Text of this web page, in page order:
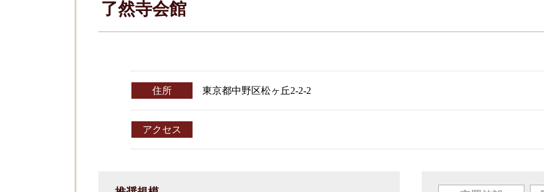
了然寺会館
住所 東京都中野区松ヶ丘2-2-2
アクセス